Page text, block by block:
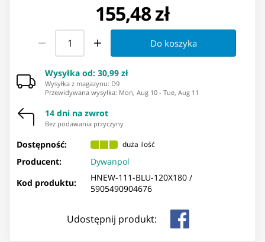
155,48 zł
Do koszyka
Wysyłka od: 30,99 zł
Wysyłka z magazynu: ⁨D9⁩
Przewidywana wysyłka: Mon, Aug 10 - Tue, Aug 11
14 dni na zwrot
Bez podawania przyczyny
Dostępność: duża ilość
Producent:
Dywanpol
Kod produktu:
HNEW-111-BLU-120X180 /
5905490904676
Udostępnij produkt: